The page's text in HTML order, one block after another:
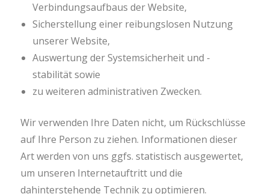
Verbindungsaufbaus der Website,
Sicherstellung einer reibungslosen Nutzung
unserer Website,
Auswertung der Systemsicherheit und -
stabilität sowie
zu weiteren administrativen Zwecken.
Wir verwenden Ihre Daten nicht, um Rückschlüsse
auf Ihre Person zu ziehen. Informationen dieser
Art werden von uns ggfs. statistisch ausgewertet,
um unseren Internetauftritt und die
dahinterstehende Technik zu optimieren.